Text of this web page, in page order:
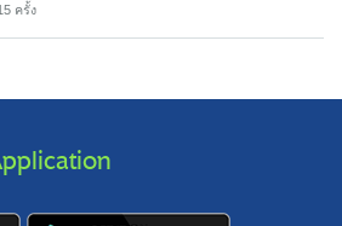
ครั้ง